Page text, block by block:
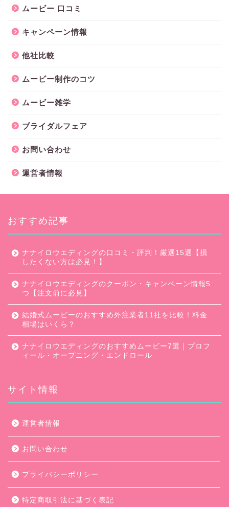
ムービー 口コミ
キャンペーン情報
他社比較
ムービー制作のコツ
ムービー雑学
ブライダルフェア
お問い合わせ
運営者情報
おすすめ記事
ナナイロウエディングの口コミ・評判！厳選15選【損
したくない方は必見！】
ナナイロウエディングのクーポン・キャンペーン情報5
つ【注文前に必見】
結婚式ムービーのおすすめ外注業者11社を比較！料金
相場はいくら？
ナナイロウエディングのおすすめムービー7選｜プロフ
ィール・オープニング・エンドロール
サイト情報
運営者情報
お問い合わせ
プライバシーポリシー
特定商取引法に基づく表記ムービー制作のコツ